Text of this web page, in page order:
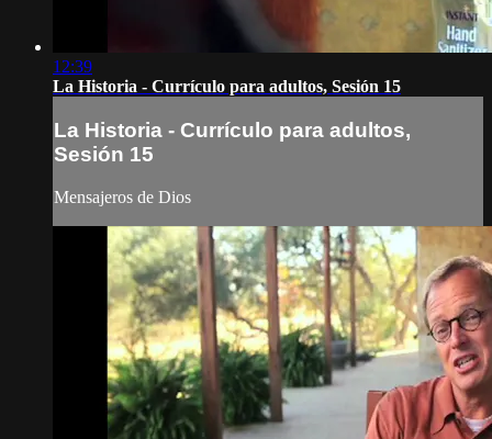
12:39
La Historia - Currículo para adultos, Sesión 15
La Historia - Currículo para adultos,
Sesión 15
Mensajeros de Dios